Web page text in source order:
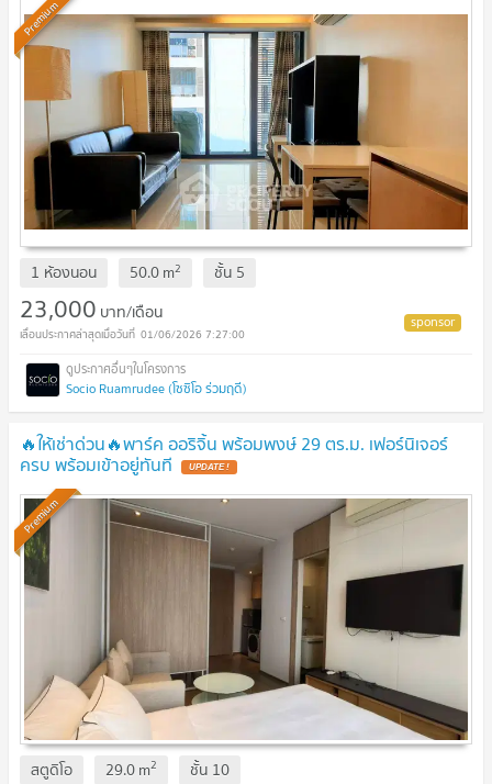
Premium
1 ห้องนอน 50.0m2 ชั้น 5
23,000 บาท/เดือน
01/06/2026 7:27:00
Socio Ruamrudee (โซซิโอ ร่วมฤดี)
🔥ให้เช่าด่วน🔥พาร์ค ออริจิ้น พร้อมพงษ์ 29 ตร.ม. เฟอร์นิเจอร์
ครบ พร้อมเข้าอยู่ทันที
Premium
สตูดิโอ 29.0m2 ชั้น 10